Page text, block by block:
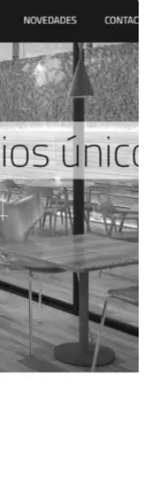
Y